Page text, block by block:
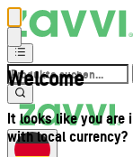
Welcome
It looks like you are
with local currency?